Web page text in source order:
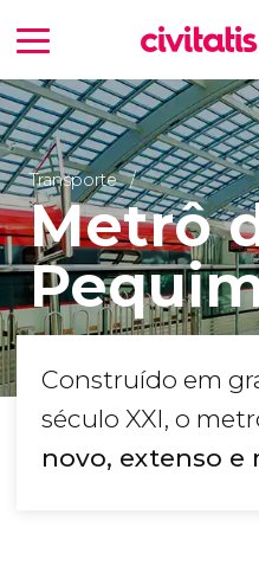
Transporte
Metrô
Construído em
século XXI, o
novo, extenso e